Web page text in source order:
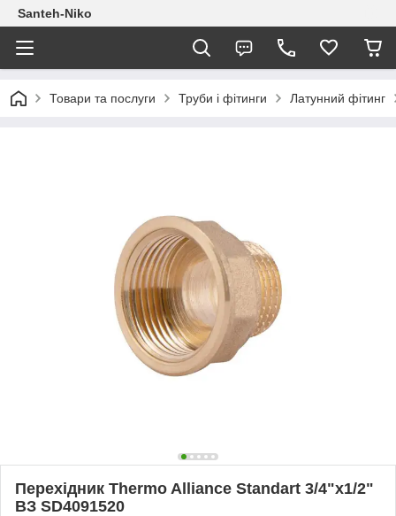
Santeh-Niko
Товари та послуги Труби і фітинги Латунний фітинг
Перехідник Thermo Alliance Standart 3/4"х1/2"
ВЗ SD4091520